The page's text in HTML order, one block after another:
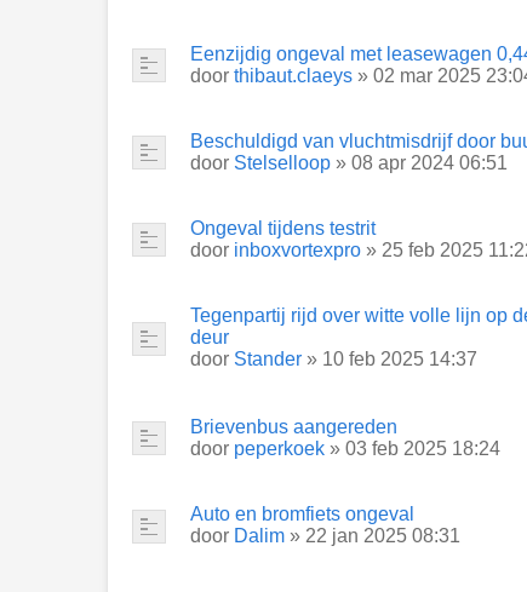
Eenzijdig ongeval met leasewagen
door thibaut.claeys » 02 mar 2025
Beschuldigd van vluchtmisdrijf door
door Stelselloop » 08 apr 2024 06:51
Ongeval tijdens testrit
door inboxvortexpro » 25 feb 2025
Tegenpartij rijd over witte volle lijn op
deur
door Stander » 10 feb 2025 14:37
Brievenbus aangereden
door peperkoek » 03 feb 2025 18:24
Auto en bromfiets ongeval
door Dalim » 22 jan 2025 08:31